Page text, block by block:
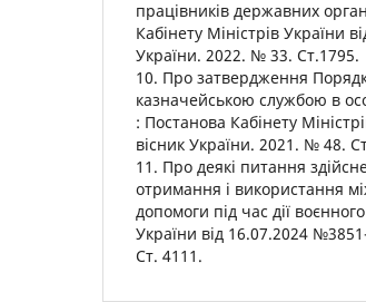
працівників державних
Кабінету Міністрів України
України. 2022. № 33. Ст.1795.
10. Про затвердження
казначейською службою в
: Постанова Кабінету
вісник України. 2021. № 48.
11. Про деякі питання
отримання і використання
допомоги під час дії
України від 16.07.2024
Ст. 4111.